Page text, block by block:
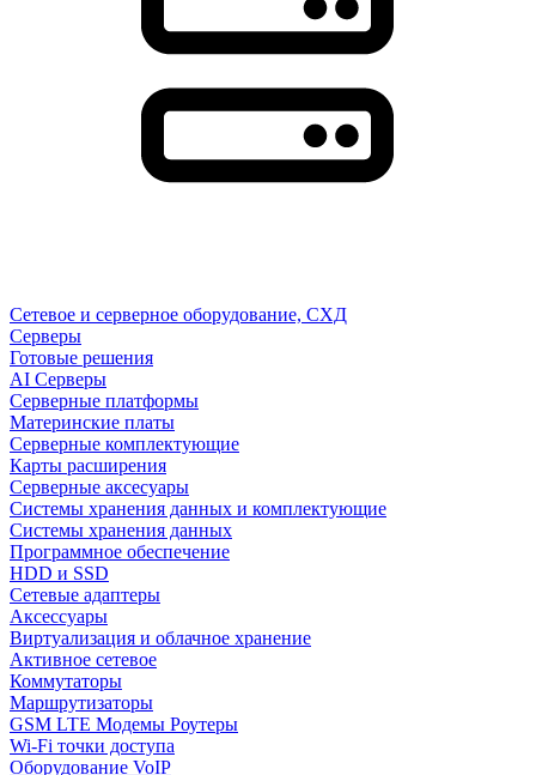
Сетевое и серверное оборудование, СХД
Cерверы
Готовые решения
AI Серверы
Серверные платформы
Материнские платы
Серверные комплектующие
Карты расширения
Серверные аксесуары
Системы хранения данных и комплектующие
Системы хранения данных
Программное обеспечение
HDD и SSD
Сетевые адаптеры
Аксессуары
Виртуализация и облачное хранение
Активное сетевое
Коммутаторы
Маршрутизаторы
GSM LTE Модемы Роутеры
Wi-Fi точки доступа
Оборудование VoIP